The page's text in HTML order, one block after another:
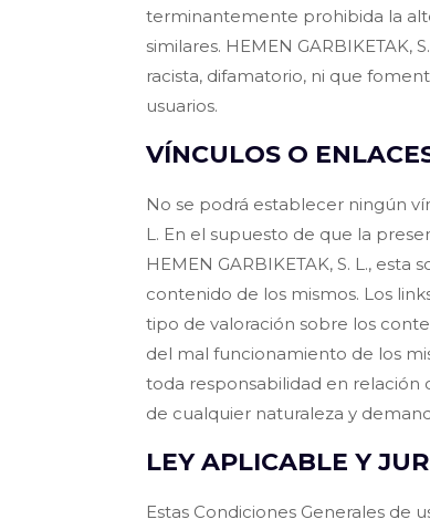
terminantemente prohibida la
similares. HEMEN
racista, difamatorio, ni que
usuarios.
VÍNCULOS O
No se podrá establecer ningún
L. En el supuesto de que la
HEMEN GARBIKETAK, S. L.,
contenido de los mismos. Los
tipo de valoración sobre los
del mal funcionamiento de los
toda responsabilidad en relación
de cualquier naturaleza y
LEY APLICABLE Y
Estas Condiciones Generales de